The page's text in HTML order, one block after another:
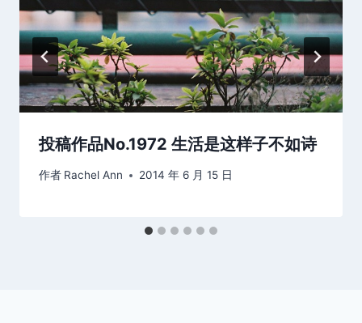
投稿作品No.1972 生活是这样子不如诗
作者 Rachel Ann 2014 年 6 月 15 日